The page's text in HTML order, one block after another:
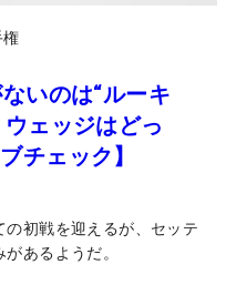
権
いのは“ルーキ
ェッジはどっ
チェック】
初戦を迎えるが、セッテ
あるようだ。